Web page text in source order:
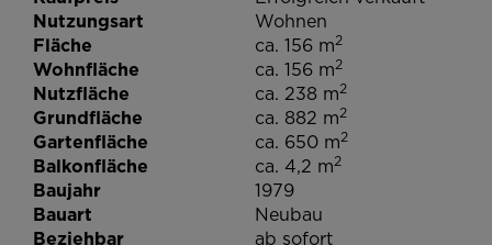
Nutzungsart
Wohnen
Fläche
ca. 156 m2
Wohnfläche ca. 156 m2
Nutzfläche ca. 238 m2
Grundfläche ca. 882 m2
Gartenfläche ca. 650 m2
Balkonfläche ca. 4,2 m2
Baujahr
1979
Bauart
Neubau
Beziehbar
ab sofort